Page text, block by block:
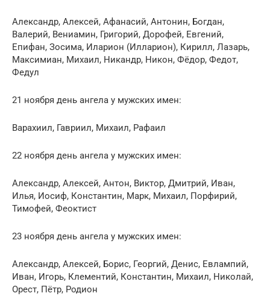
Александр, Алексей, Афанасий, Антонин, Богдан,
Валерий, Вениамин, Григорий, Дорофей, Евгений,
Епифан, Зосима, Иларион (Илларион), Кирилл, Лазарь,
Максимиан, Михаил, Никандр, Никон, Фёдор, Федот,
Федул
21 ноября день ангела у мужских имен:
Варахиил, Гавриил, Михаил, Рафаил
22 ноября день ангела у мужских имен:
Александр, Алексей, Антон, Виктор, Дмитрий, Иван,
Илья, Иосиф, Константин, Марк, Михаил, Порфирий,
Тимофей, Феоктист
23 ноября день ангела у мужских имен:
Александр, Алексей, Борис, Георгий, Денис, Евлампий,
Иван, Игорь, Клементий, Константин, Михаил, Николай,
Орест, Пётр, Родион